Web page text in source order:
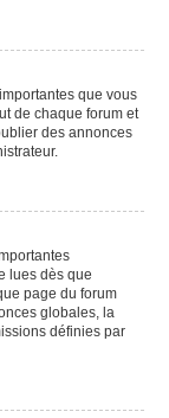
que vous
de chaque forum et
des annonces
lues dès que
page du forum
globales, la
définies par